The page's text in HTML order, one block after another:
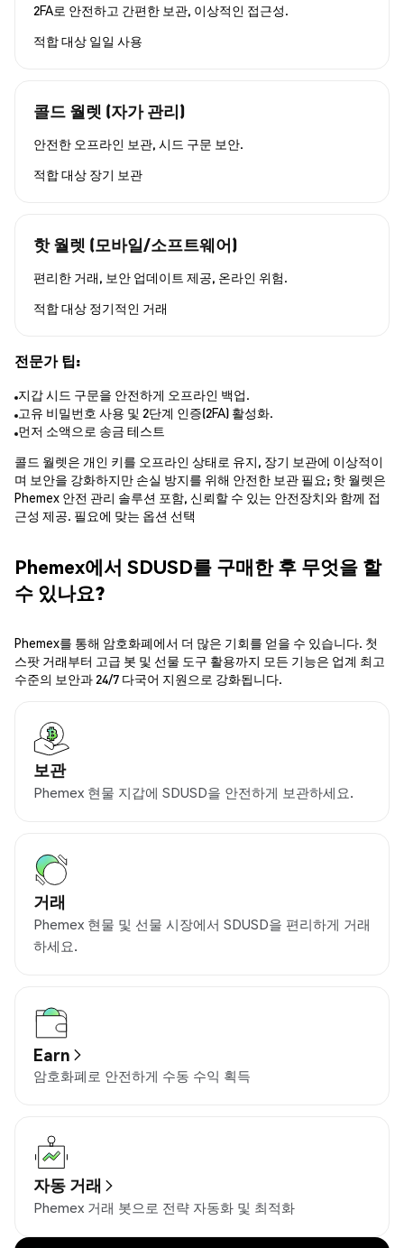
2FA로 안전하고 간편한 보관, 이상적인 접근성.
적합 대상 일일 사용
콜드 월렛 (자가 관리)
안전한 오프라인 보관, 시드 구문 보안.
적합 대상 장기 보관
핫 월렛 (모바일/소프트웨어)
편리한 거래, 보안 업데이트 제공, 온라인 위험.
적합 대상 정기적인 거래
전문가 팁:
지갑 시드 구문을 안전하게 오프라인 백업.
고유 비밀번호 사용 및 2단계 인증(2FA) 활성화.
먼저 소액으로 송금 테스트
콜드 월렛은 개인 키를 오프라인 상태로 유지, 장기 보관에 이상적이
며 보안을 강화하지만 손실 방지를 위해 안전한 보관 필요; 핫 월렛은
Phemex 안전 관리 솔루션 포함, 신뢰할 수 있는 안전장치와 함께 접
근성 제공. 필요에 맞는 옵션 선택
Phemex에서 SDUSD를 구매한 후 무엇을 할
수 있나요?
Phemex를 통해 암호화폐에서 더 많은 기회를 얻을 수 있습니다. 첫
스팟 거래부터 고급 봇 및 선물 도구 활용까지 모든 기능은 업계 최고
수준의 보안과 24/7 다국어 지원으로 강화됩니다.
보관
Phemex 현물 지갑에 SDUSD을 안전하게 보관하세요.
거래
Phemex 현물 및 선물 시장에서 SDUSD을 편리하게 거래
하세요.
Earn
암호화폐로 안전하게 수동 수익 획득
자동 거래
Phemex 거래 봇으로 전략 자동화 및 최적화